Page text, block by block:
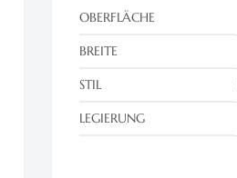
OBERFLÄCHE
BREITE
STIL
LEGIERUNG